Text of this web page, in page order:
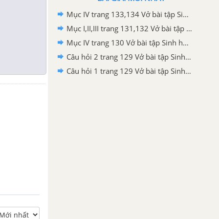
Mục IV trang 133,134 Vở bài tập Sinh học 7
Mục I,II,III trang 131,132 Vở bài tập Sinh học 7
Mục IV trang 130 Vở bài tập Sinh học 7
Câu hỏi 2 trang 129 Vở bài tập Sinh học 7
Câu hỏi 1 trang 129 Vở bài tập Sinh học 7